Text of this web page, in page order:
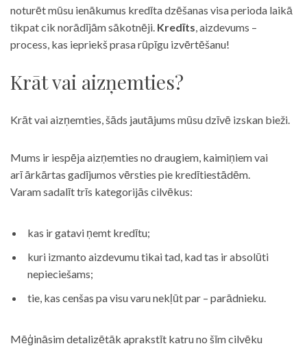
noturēt mūsu ienākumus kredīta dzēšanas visa perioda laikā
tikpat cik norādījām sākotnēji. Kredīts, aizdevums –
process, kas iepriekš prasa rūpīgu izvērtēšanu!
Krāt vai aizņemties?
Krāt vai aizņemties, šāds jautājums mūsu dzīvē izskan bieži.
Mums ir iespēja aizņemties no draugiem, kaimiņiem vai
arī ārkārtas gadījumos vērsties pie kredītiestādēm.
Varam sadalīt trīs kategorijās cilvēkus:
kas ir gatavi ņemt kredītu;
kuri izmanto aizdevumu tikai tad, kad tas ir absolūti
nepieciešams;
tie, kas cenšas pa visu varu nekļūt par – parādnieku.
Mēģināsim detalizētāk aprakstīt katru no šīm cilvēku